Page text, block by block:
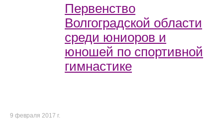
Первенство
Волгоградской области
среди юниоров и
юношей по спортивной
гимнастике
9 февраля 2017 г.